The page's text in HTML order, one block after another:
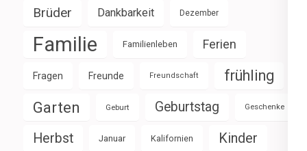
Brüder Dankbarkeit Dezember
Familie Familienleben Ferien
Fragen Freunde Freundschaft frühling
Garten Geburt Geburtstag Geschenke
Herbst Januar Kalifornien Kinder